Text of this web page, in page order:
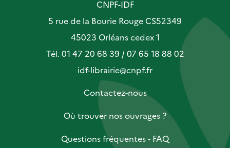
CNPF-IDF
5 rue de la Bourie Rouge CS52349
45023 Orléans cedex 1
Tél. 01 47 20 68 39 / 07 65 18 88 02
idf-librairie@cnpf.fr
Contactez-nous
Où trouver nos ouvrages ?
Questions fréquentes - FAQ